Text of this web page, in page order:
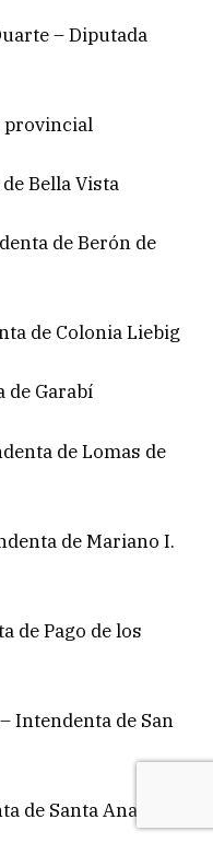
– Diputada
provincial
Bella Vista
de Berón de
de Colonia Liebig
de Garabí
de Lomas de
de Mariano I.
de Pago de los
Intendenta de San
de Santa Ana